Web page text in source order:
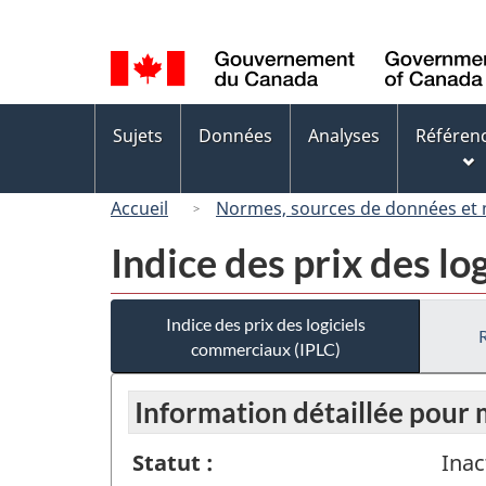
de
la
langue
des
Sujets Données Analyses
Accueil Normes, sources de données et
Indice des prix des
Indice des prix des logiciels
commerciaux (IPLC)
Information détaillée pour
Statut :